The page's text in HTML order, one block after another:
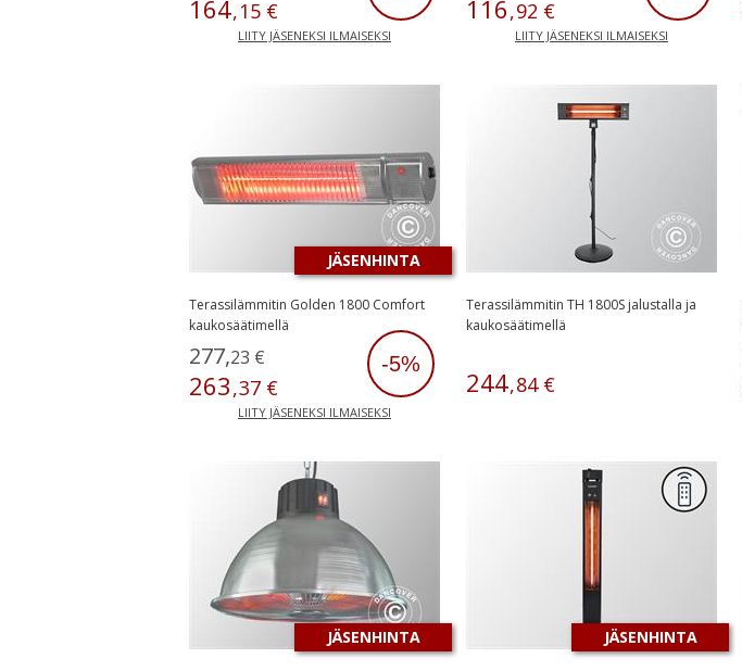
LIITY JÄSENEKSI ILMAISEKSI
164,15 €
LIITY JÄSENEKSI ILMAISEKSI
116,92 €
Terassilämmitin Golden 1800 Comfort
kaukosäätimellä
-5%
LIITY JÄSENEKSI ILMAISEKSI
277,23 €
263,37 €
JÄSENHINTA
Terassilämmitin TH 1800S jalustalla ja
kaukosäätimellä
244,84€
JÄSENHINTA JÄSENHINTA